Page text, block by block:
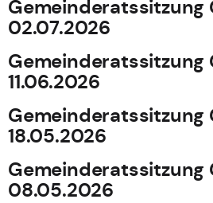
Gemeinderatssitzung
02.07.2026
Gemeinderatssitzung
11.06.2026
Gemeinderatssitzung
18.05.2026
Gemeinderatssitzung
08.05.2026